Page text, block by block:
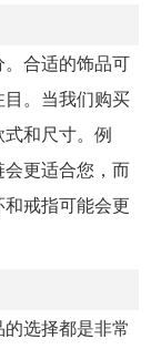
合适的饰品可
。当我们购买
和尺寸。例
更适合您，而
戒指可能会更
选择都是非常